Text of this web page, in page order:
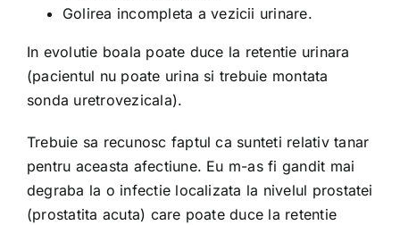
Golirea incompleta a vezicii urinare.
In evolutie boala poate duce la retentie urinara
(pacientul nu poate urina si trebuie montata
sonda uretrovezicala).
Trebuie sa recunosc faptul ca sunteti relativ tanar
pentru aceasta afectiune. Eu m-as fi gandit mai
degraba la o infectie localizata la nivelul prostatei
(prostatita acuta) care poate duce la retentie